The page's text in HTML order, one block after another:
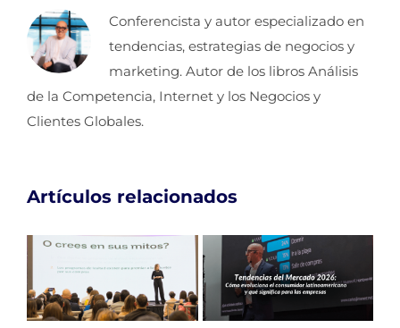
Conferencista y autor especializado en
tendencias, estrategias de negocios y
marketing. Autor de los libros Análisis
de la Competencia, Internet y los Negocios y
Clientes Globales.
Artículos relacionados